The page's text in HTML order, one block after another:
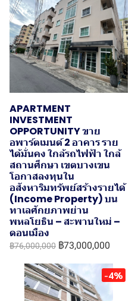
APARTMENT
INVESTMENT
OPPORTUNITY ขาย
อพาร์ตเมนต์ 2 อาคาร ราย
ได้มั่นคง ใกล้รถไฟฟ้า ใกล้
สถานศึกษา เขตบางเขน
โอกาสลงทุนใน
อสังหาริมทรัพย์สร้างรายได้
(Income Property) บน
ทาเลศักยภาพย่าน
พหลโยธิน – สะพานใหม่ –
ดอนเมือง
฿76,000,000 ฿73,000,000
-4%